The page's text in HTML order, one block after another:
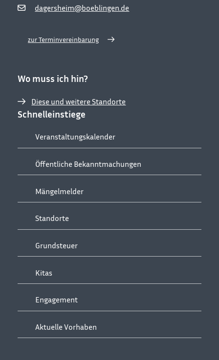
dagersheim@boeblingen.de
zur Terminvereinbarung
Wo muss ich hin?
Diese und weitere Standorte
Schnelleinstiege
Veranstaltungskalender
Öffentliche Bekanntmachungen
Mängelmelder
Standorte
Grundsteuer
Kitas
Engagement
Aktuelle Vorhaben